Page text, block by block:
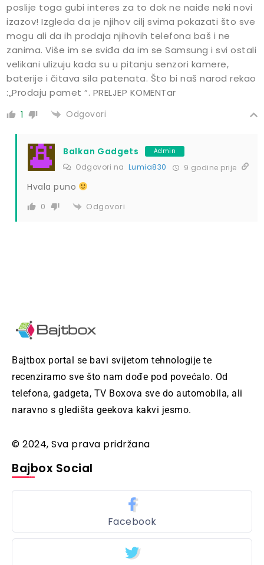
poslije toga gubi interes za to dok ne naiđe neki novi
izazov! Izgleda da je njihov cilj svima pokazati što sve
mogu ali da ih prodaja njihovih telefona baš i ne
zanima. Više im se sviđa da im se Samsung i svi ostali
velikani ulizuju kada su u pitanju senzori kamere,
baterije i čitava sila patenata. Što bi naš narod rekao
:„Prodaju pamet “. PRELJEP KOMENTar
1 Odgovori
Balkan Gadgets Admin
Odgovori na Lumia830 9 godine prije
Hvala puno
0 Odgovori
Bajtbox portal se bavi svijetom tehnologije te
recenziramo sve što nam dođe pod povećalo. Od
telefona, gadgeta, TV Boxova sve do automobila, ali
naravno s gledišta geekova kakvi jesmo.
© 2024, Sva prava pridržana
Bajbox Social
Facebook